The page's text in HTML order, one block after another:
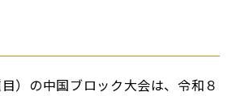
）の中国ブロック大会は、令和８